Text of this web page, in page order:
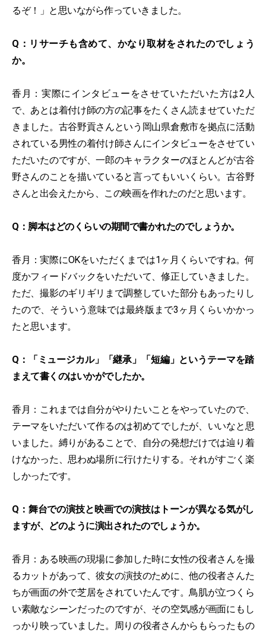
るぞ！」と思いながら作っていきました。
Q：リサーチも含めて、かなり取材をされたのでしょう
か。
香月：実際にインタビューをさせていただいた方は2人
で、あとは着付け師の方の記事をたくさん読ませていただ
きました。古谷野貢さんという岡山県倉敷市を拠点に活動
されている男性の着付け師さんにインタビューをさせてい
ただいたのですが、一郎のキャラクターのほとんどが古谷
野さんのことを描いていると言ってもいいくらい。古谷野
さんと出会えたから、この映画を作れたのだと思います。
Q：脚本はどのくらいの期間で書かれたのでしょうか。
香月：実際にOKをいただくまでは1ヶ月くらいですね。何
度かフィードバックをいただいて、修正していきました。
ただ、撮影のギリギリまで調整していた部分もあったりし
たので、そういう意味では最終版まで3ヶ月くらいかかっ
たと思います。
Q：「ミュージカル」「継承」「短編」というテーマを踏
まえて書くのはいかがでしたか。
香月：これまでは自分がやりたいことをやっていたので、
テーマをいただいて作るのは初めてでしたが、いいなと思
いました。縛りがあることで、自分の発想だけでは辿り着
けなかった、思わぬ場所に行けたりする。それがすごく楽
しかったです。
Q：舞台での演技と映画での演技はトーンが異なる気がし
ますが、どのように演出されたのでしょうか。
香月：ある映画の現場に参加した時に女性の役者さんを撮
るカットがあって、彼女の演技のために、他の役者さんた
ちが画面の外で芝居をされていたんです。鳥肌が立つくら
い素敵なシーンだったのですが、その空気感が画面にもし
っかり映っていました。周りの役者さんからもらったもの